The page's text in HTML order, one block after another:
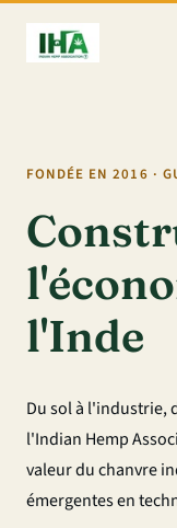
FONDÉE EN 2016 ·
l'Inde
Du sol à l'industrie,
l'Indian Hemp
valeur du chanvre
émergentes en